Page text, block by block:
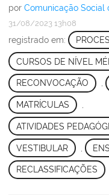
por Comunicação Social
31/08/2023 13h08
registrado em:
CURSOS DE NÍVEL
RECONVOCAÇÃO ,
MATRÍCULAS
ATIVIDADES
VESTIBULAR
RECLASSIFICAÇÕES